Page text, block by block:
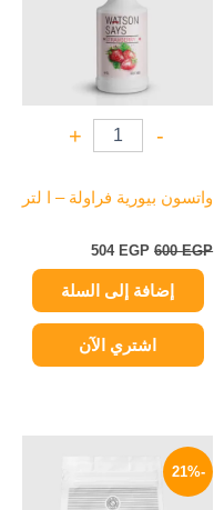
-
+
واتسون بيورية فراولة – ا لتر
600EGP
504 EGP
إضافة إلى السلة
اشتري الآن
-21%
470 EGP.
369 EGP.